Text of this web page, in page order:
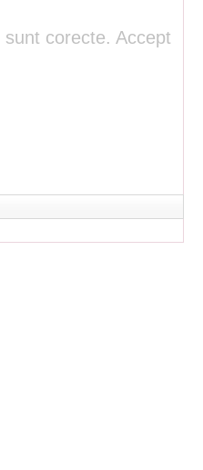
corecte. Accept